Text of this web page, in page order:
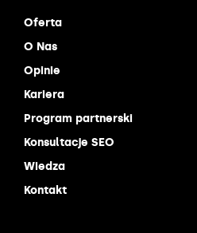
Oferta
O Nas
Opinie
Kariera
Program partnerski
Konsultacje SEO
Wiedza
Kontakt